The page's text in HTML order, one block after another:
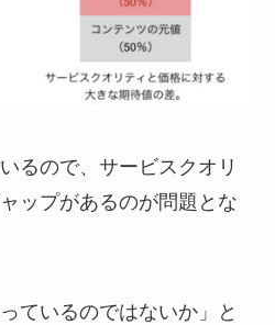
るので、サービスクオリ
ップがあるのが問題とな
ているのではないか」と